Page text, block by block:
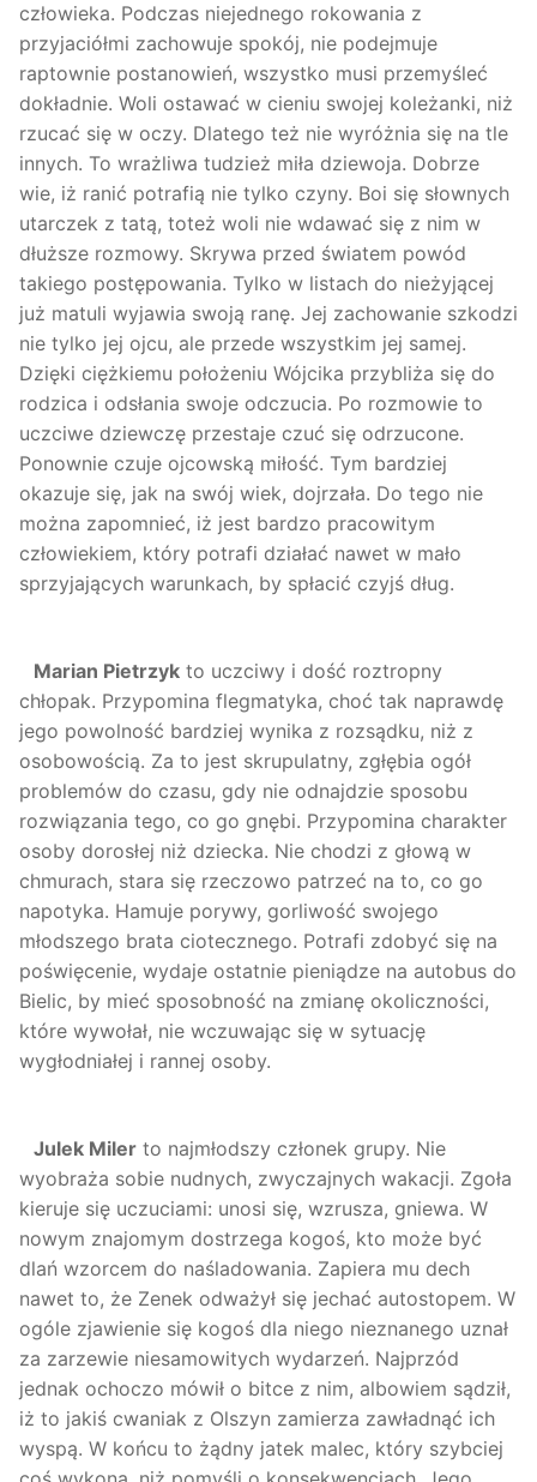
człowieka. Podczas niejednego rokowania z
przyjaciółmi zachowuje spokój, nie podejmuje
raptownie postanowień, wszystko musi przemyśleć
dokładnie. Woli ostawać w cieniu swojej koleżanki, niż
rzucać się w oczy. Dlatego też nie wyróżnia się na tle
innych. To wrażliwa tudzież miła dziewoja. Dobrze
wie, iż ranić potrafią nie tylko czyny. Boi się słownych
utarczek z tatą, toteż woli nie wdawać się z nim w
dłuższe rozmowy. Skrywa przed światem powód
takiego postępowania. Tylko w listach do nieżyjącej
już matuli wyjawia swoją ranę. Jej zachowanie szkodzi
nie tylko jej ojcu, ale przede wszystkim jej samej.
Dzięki ciężkiemu położeniu Wójcika przybliża się do
rodzica i odsłania swoje odczucia. Po rozmowie to
uczciwe dziewczę przestaje czuć się odrzucone.
Ponownie czuje ojcowską miłość. Tym bardziej
okazuje się, jak na swój wiek, dojrzała. Do tego nie
można zapomnieć, iż jest bardzo pracowitym
człowiekiem, który potrafi działać nawet w mało
sprzyjających warunkach, by spłacić czyjś dług.
Marian Pietrzyk to uczciwy i dość roztropny
chłopak. Przypomina flegmatyka, choć tak naprawdę
jego powolność bardziej wynika z rozsądku, niż z
osobowością. Za to jest skrupulatny, zgłębia ogół
problemów do czasu, gdy nie odnajdzie sposobu
rozwiązania tego, co go gnębi. Przypomina charakter
osoby dorosłej niż dziecka. Nie chodzi z głową w
chmurach, stara się rzeczowo patrzeć na to, co go
napotyka. Hamuje porywy, gorliwość swojego
młodszego brata ciotecznego. Potrafi zdobyć się na
poświęcenie, wydaje ostatnie pieniądze na autobus do
Bielic, by mieć sposobność na zmianę okoliczności,
które wywołał, nie wczuwając się w sytuację
wygłodniałej i rannej osoby.
Julek Miler to najmłodszy członek grupy. Nie
wyobraża sobie nudnych, zwyczajnych wakacji. Zgoła
kieruje się uczuciami: unosi się, wzrusza, gniewa. W
nowym znajomym dostrzega kogoś, kto może być
dlań wzorcem do naśladowania. Zapiera mu dech
nawet to, że Zenek odważył się jechać autostopem. W
ogóle zjawienie się kogoś dla niego nieznanego uznał
za zarzewie niesamowitych wydarzeń. Najprzód
jednak ochoczo mówił o bitce z nim, albowiem sądził,
iż to jakiś cwaniak z Olszyn zamierza zawładnąć ich
wyspą. W końcu to żądny jatek malec, który szybciej